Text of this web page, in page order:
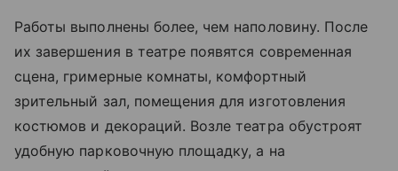
Работы выполнены более, чем наполовину. После
их завершения в театре появятся современная
сцена, гримерные комнаты, комфортный
зрительный зал, помещения для изготовления
костюмов и декораций. Возле театра обустроят
удобную парковочную площадку, а на